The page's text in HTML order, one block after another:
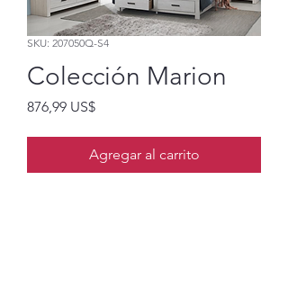
SKU: 207050Q-S4
Colección Marion
876,99 US$Precio
Agregar al carrito